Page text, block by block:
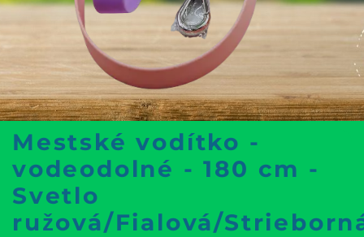
Mestské vodítko -
vodeodolné - 180 cm -
Svetlo
ružová/Fialová/